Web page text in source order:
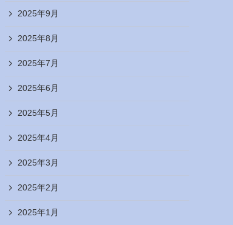
2025年9月
2025年8月
2025年7月
2025年6月
2025年5月
2025年4月
2025年3月
2025年2月
2025年1月